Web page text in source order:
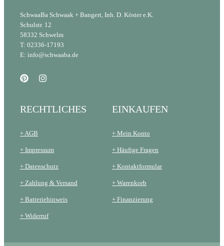
SchwaaBa Schwaak + Bangert, Inh. D. Köster e.K.
Schulstr. 12
58332 Schwelm
T: 02336-17193
E: info@schwaaba.de
RECHTLICHES
+ AGB
+ Impressum
+ Datenschutz
+ Zahlung & Versand
+ Batteriehinweis
+ Widerruf
EINKAUFEN
+ Mein Konto
+ Häufige Fragen
+ Kontaktformular
+ Warenkorb
+ Finanzierung